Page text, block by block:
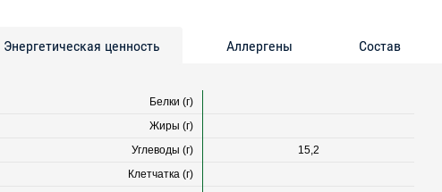
Энергетическая ценность Аллергены Состав
Белки (г)
Жиры (г)
Углеводы (г)
15,2
Клетчатка (г)